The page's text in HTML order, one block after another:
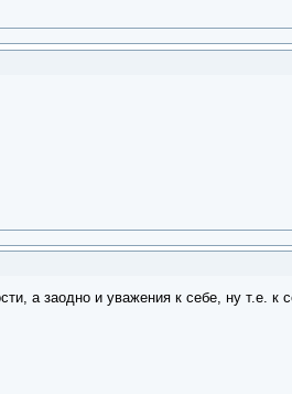
а заодно и уважения к себе, ну т.е. к